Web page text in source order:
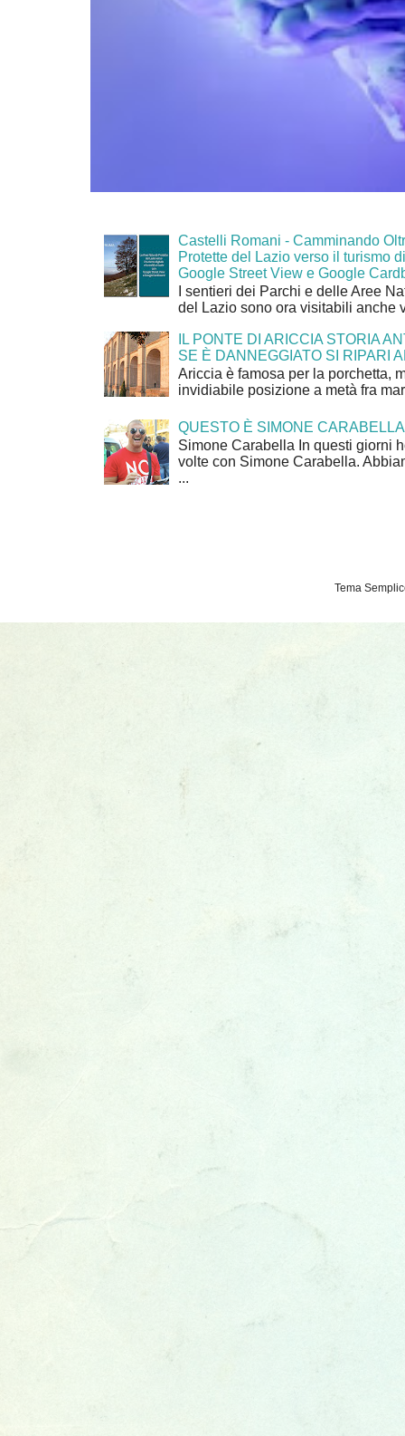
Castelli Romani - Camminando
Protette del Lazio verso il turismo
Google Street View e Google
I sentieri dei Parchi e delle Aree
del Lazio sono ora visitabili anche
IL PONTE DI ARICCIA STORIA
SE È DANNEGGIATO SI RIPARI
Ariccia è famosa per la porchetta,
invidiabile posizione a metà fra
QUESTO È SIMONE CARABELLA
Simone Carabella In questi giorni
volte con Simone Carabella.
...
Tema